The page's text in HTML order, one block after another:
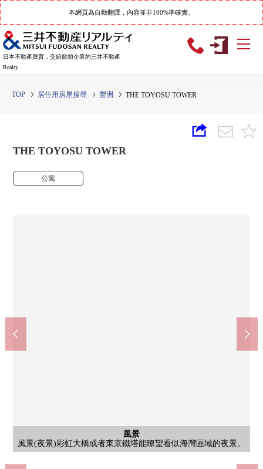
本網頁為自動翻譯，內容並非100%準確實。
日本不動產買賣，交給龍頭企業的三井不動產
Realty
TOP 居住用房屋搜尋 豐洲 THE TOYOSU TOWER
THE TOYOSU TOWER
公寓
風景
風景(夜景)彩虹大橋或者東京鐵塔能瞭望看似海灣區域的夜景。
客廳
陽台采用清玻。作為動力的風景從室內展開，可以享用一邊對沙
發舒暢，一邊不過奢侈的風景。
客廳
即使放餐桌也很充裕，室內裝飾的寬度拓寬。※銷售價格不包括
照片中的家具、家電、供給品。
廚房
從屬於食器洗乾燥機、1具凈水器型淋浴混合栓，魚烤烤爐。對洗
滌槽，搭載了垃圾處理器。
風景
開放性的風景展現，廣泛地感到空(依據天氣好壞)。可以享用變化
的風景(季節、依據天氣好壞)。
是作為陽光良好度的朝西，感覺好的空間。因為是容易把簡單的
裝修和家具的版面設計換成的長方形的空間所以好像能享受喜歡
的室內裝飾。
廚房
因為不在IH廚房使用火所以有小的孩子的家庭放心。有能把廚房
垃圾減少到的垃圾處理器，能對清潔保持洗滌槽。
公共汽車
具有浴室烘乾機，不在氣候以及時間段有關系，能使衣服乾燥。
在浴缸，難以在意水垢的白領被錄用。
廁所
具有溫水衝洗馬桶座，每天舒適地可以使用。有懸掛櫃子，把衛
生紙收拾起來。
陽台
約11.11平方公尺的陽台。晴朗的日，一邊吃簡餐，一邊，觀察風
景的吧照射心情。
室內
走廊、各西式房間White的Cross和棕色的地板調和，是安靜的氣
氛。
門口
有以白為基調的清潔感覺的門口。為具有門口收納能和感覺清醒
收藏鞋或者傘，好像能減輕生活感。
風景
能廣泛瞭望街景的樣子。向西，并且得天獨厚擁有光照、通風的
家。
風景
因為位於41樓部分所以有開放感覺的風景是魅力。一邊在家裡
有，一邊可以享受希望都心的風景。
外觀
外觀
其他
海灣區域的夜景
入口
入口
共有部分
入口手扶梯
共有部分
電梯間
共有部分
Sky休息室
共有部分
Sky休息室
共有部分
Sky休息室
共有部分
Sky休息室
共有部分
休息室
共有部分
Garden休息室
共有部分
圖書
共有部分
健身房
共有部分
健身房
共有部分
兒童房
共有部分
美術展覽室禮堂
共有部分
屋頂展望台
共有部分
宅配保管櫃
豐洲站(東京地鐵線有樂町線)(約420m)
步行6分鐘
豐洲站(百合鷗號臨海線)(約660m)
步行9分鐘
江東區立豐洲北小學(約80m)
步行1分鐘
江東區立深川第5中學(約940m)
步行12分鐘
Urban Dock La La Port豐洲(約640m)
步行8分鐘